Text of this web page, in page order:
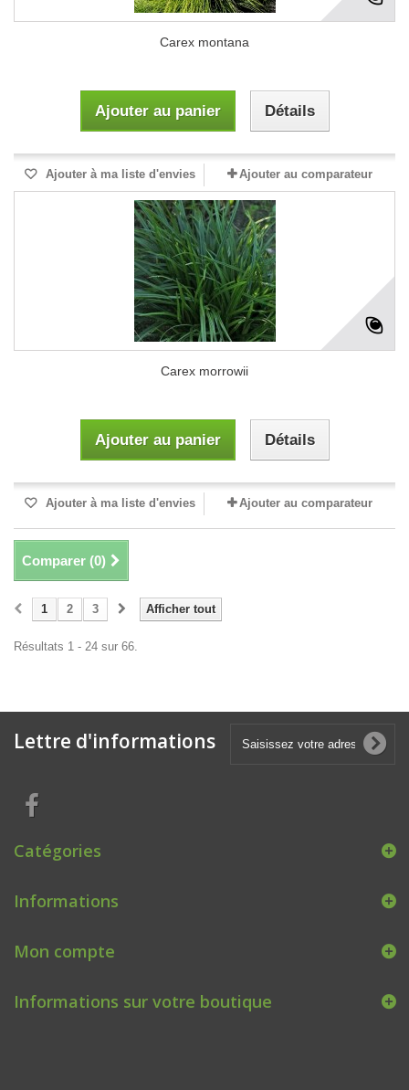
Carex montana
Ajouter au panier Détails
Ajouter à ma liste d'envies Ajouter au comparateur
Carex morrowii
Ajouter au panier Détails
Ajouter à ma liste d'envies Ajouter au comparateur
Comparer (0)
Afficher tout
1 2 3
Résultats 1 - 24 sur 66.
Lettre d'informations
Catégories
Informations
Mon compte
Informations sur votre boutique